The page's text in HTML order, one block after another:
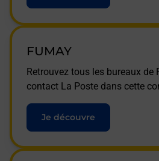
FUMAY
Retrouvez tous les bureaux de
contact La Poste dans cette
Je découvre